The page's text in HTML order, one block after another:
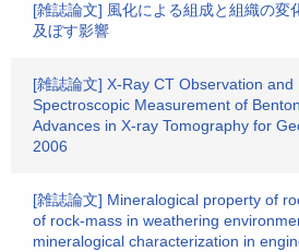
[雑誌論文] 風化による組成と組織の変
及ぼす影響
[雑誌論文] X-Ray CT Observation
Spectroscopic Measurement of
Advances in X-ray Tomography for
2006
[雑誌論文] Mineralogical property of
of rock-mass in weathering
mineralogical characterization in